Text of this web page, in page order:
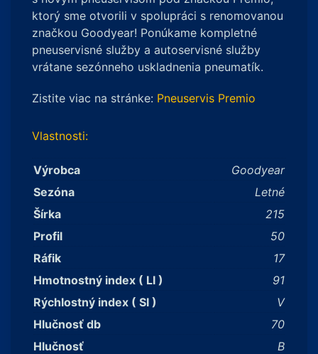
ktorý sme otvorili v spolupráci s renomovanou
značkou Goodyear! Ponúkame kompletné
pneuservisné služby a autoservisné služby
vrátane sezónneho uskladnenia pneumatík.
Zistite viac na stránke: Pneuservis Premio
Vlastnosti:
Výrobca
Goodyear
Sezóna
Letné
Šírka
215
Profil
50
Ráfik
17
Hmotnostný index ( LI )
91
Rýchlostný index ( SI )
V
Hlučnosť db
70
Hlučnosť
B